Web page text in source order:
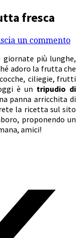
fresca
un commento
più lunghe,
adoro la frutta che
ciliegie, frutti
è un tripudio di
panna arricchita di
la ricetta sul sito
proponendo un
amici!